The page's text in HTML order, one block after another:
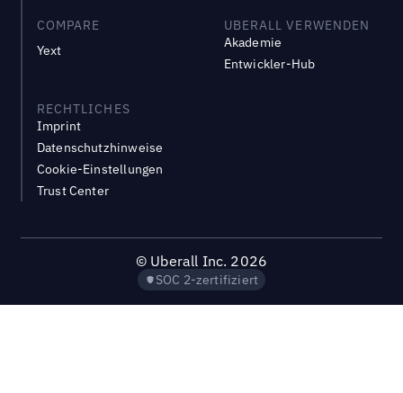
COMPARE
Yext
UBERALL VERWENDEN
Akademie
Entwickler-Hub
RECHTLICHES
Imprint
Datenschutzhinweise
Cookie-Einstellungen
Trust Center
© Uberall Inc. 2026
SOC 2-zertifiziert